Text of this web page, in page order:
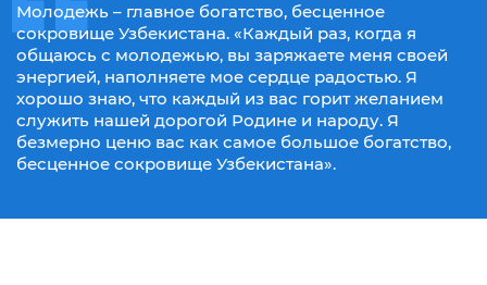
Молодежь – главное богатство, бесценное
сокровище Узбекистана. «Каждый раз, когда я
общаюсь с молодежью, вы заряжаете меня своей
энергией, наполняете мое сердце радостью. Я
хорошо знаю, что каждый из вас горит желанием
служить нашей дорогой Родине и народу. Я
безмерно ценю вас как самое большое богатство,
бесценное сокровище Узбекистана».